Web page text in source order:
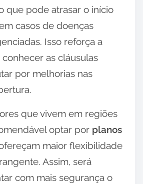
que pode atrasar o início
casos de doenças
Isso reforça a
as cláusulas
por melhorias nas
que vivem em regiões
optar por planos
maior flexibilidade
Assim, será
com mais segurança o